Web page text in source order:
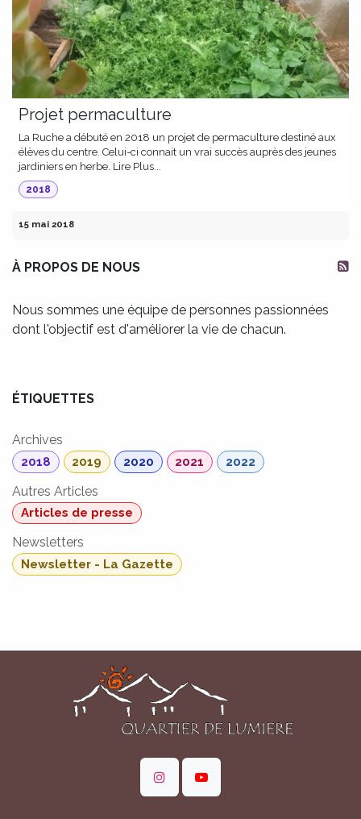
Projet permaculture
La Ruche a débuté en 2018 un projet de permaculture destiné aux
élèves du centre. Celui-ci connait un vrai succès auprès des jeunes
jardiniers en herbe. Lire Plus...
2018
15 mai 2018
À PROPOS DE NOUS
Nous sommes une équipe de personnes passionnées
dont l'objectif est d'améliorer la vie de chacun.
ÉTIQUETTES
Archives
2018 2019 2020 2021 2022
Autres Articles
Articles de presse
Newsletters
Newsletter - La Gazette